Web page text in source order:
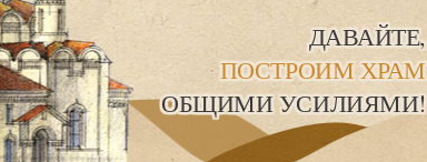
ДАВАЙТЕ,
ПОСТРОИМ ХРАМ
ОБЩИМИ УСИЛИЯМИ!